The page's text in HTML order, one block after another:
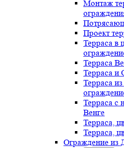
Монтаж
Проект
Терраса в
Терраса
Терраса и
Терраса
Терраса с
Венге
Терраса,
Терраса,
Ограждение из